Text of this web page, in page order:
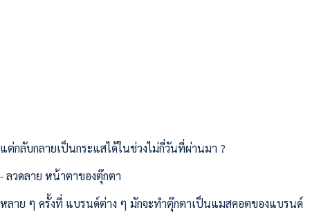
แต่กลับกลายเป็นกระแสได้ในช่วงไม่กี่วันที่ผ่านมา ?
- ลวดลาย หน้าตาของตุ๊กตา
หลาย ๆ ครั้งที่ แบรนด์ต่าง ๆ มักจะทำตุ๊กตาเป็นแมสคอตของแบรนด์